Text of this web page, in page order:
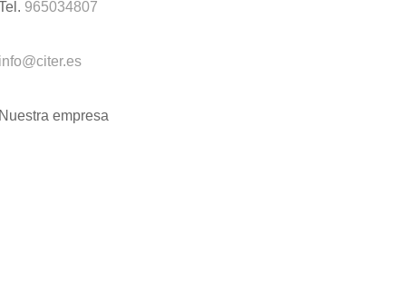
965034807
empresa